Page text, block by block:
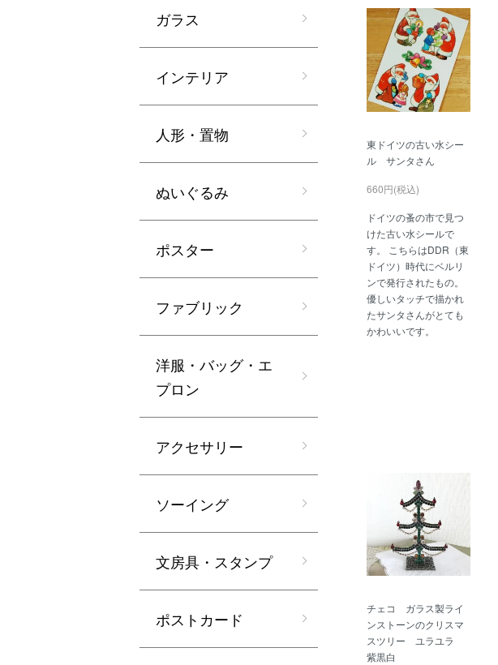
東ドイツの古い水シー
ル サンタさん
660円(税込)
ドイツの蚤の市で見つ
けた古い水シールで
す。 こちらはDDR（東
ドイツ）時代にベルリ
ンで発行されたもの。
優しいタッチで描かれ
たサンタさんがとても
かわいいです。
チェコ ガラス製ライ
ンストーンのクリスマ
スツリー ユラユラ
紫黒白
ガラス
インテリア
人形・置物
ぬいぐるみ
ポスター
ファブリック
洋服・バッグ・エ
プロン
アクセサリー
ソーイング
文房具・スタンプ
ポストカード